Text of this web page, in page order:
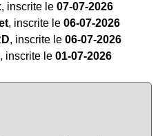
, inscrite le 07-07-2026
, inscrite le 06-07-2026
, inscrite le 06-07-2026
, inscrite le 01-07-2026